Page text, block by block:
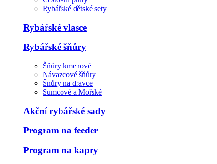
Rybářské dětské sety
Rybářské vlasce
Rybářské šňůry
Šňůry kmenové
Návazcové šňůry
Šnůry na dravce
Sumcové a Mořské
Akční rybářské sady
Program na feeder
Program na kapry